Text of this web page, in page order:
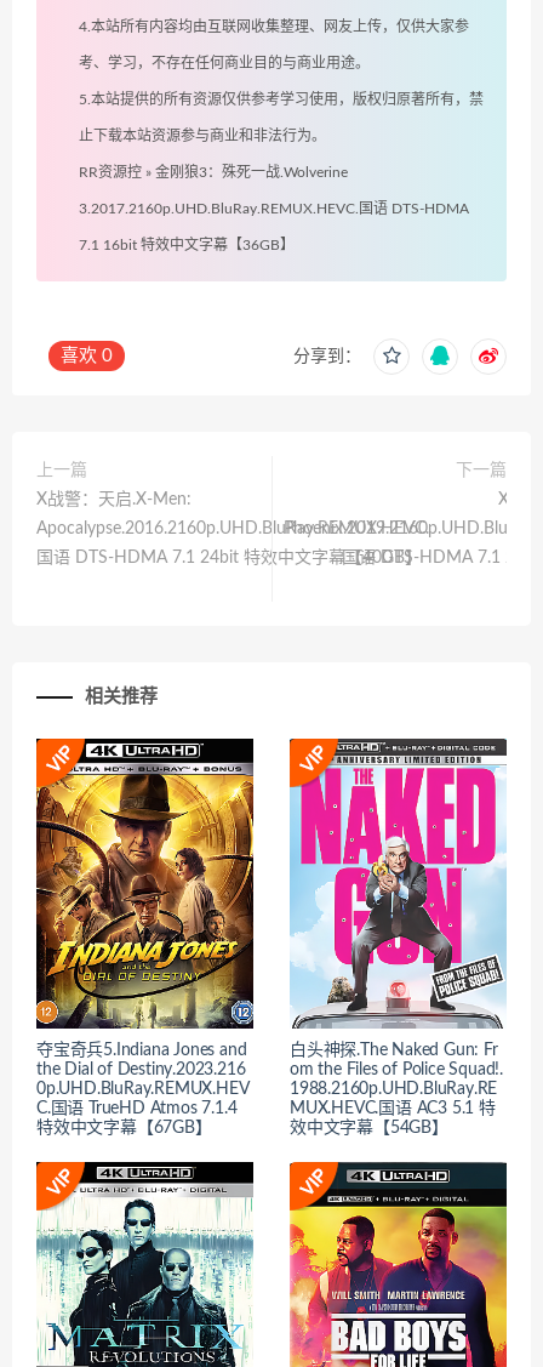
4.本站所有内容均由互联网收集整理、网友上传，仅供大家参
考、学习，不存在任何商业目的与商业用途。
5.本站提供的所有资源仅供参考学习使用，版权归原著所有，禁
止下载本站资源参与商业和非法行为。
RR资源控 » 金刚狼3：殊死一战.Wolverine
3.2017.2160p.UHD.BluRay.REMUX.HEVC.国语 DTS-HDMA
7.1 16bit 特效中文字幕【36GB】
喜欢 0 分享到：
上一篇
X战警：天启.X-Men:
Apocalypse.2016.2160p.UHD.BluRay.REMUX.HEVC.
国语 DTS-HDMA 7.1 24bit 特效中文字幕【40GB】
下一篇
X战
国语 DTS-HDMA 7.1
相关推荐
夺宝奇兵5.Indiana Jones and
the Dial of Destiny.2023.216
0p.UHD.BluRay.REMUX.HEV
C.国语 TrueHD Atmos 7.1.4
特效中文字幕【67GB】
白头神探.The Naked Gun: Fr
om the Files of Police Squad!.
1988.2160p.UHD.BluRay.RE
MUX.HEVC.国语 AC3 5.1 特
效中文字幕【54GB】